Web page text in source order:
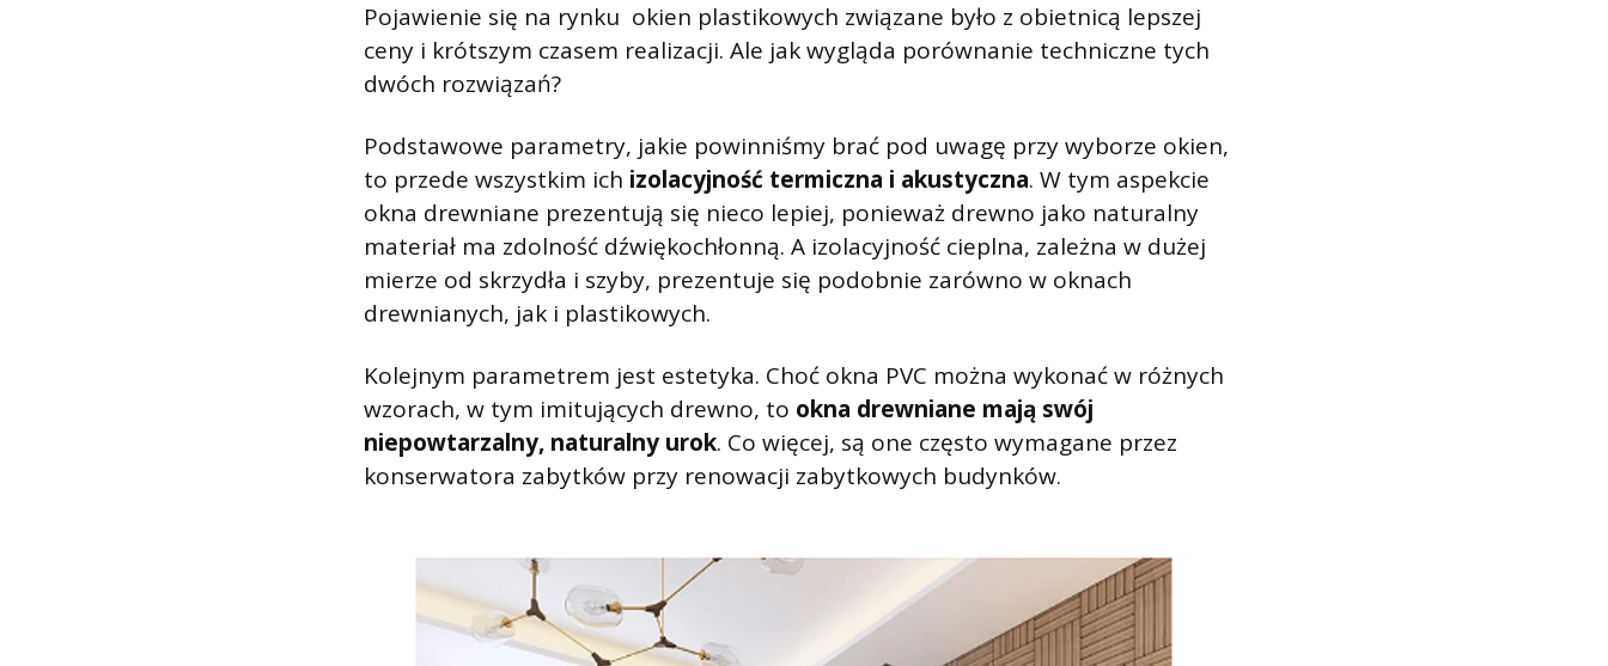
Pojawienie się na rynku okien plastikowych związane było z obietnicą lepszej
ceny i krótszym czasem realizacji. Ale jak wygląda porównanie techniczne tych
dwóch rozwiązań?
Podstawowe parametry, jakie powinniśmy brać pod uwagę przy wyborze okien,
to przede wszystkim ich izolacyjność termiczna i akustyczna. W tym aspekcie
okna drewniane prezentują się nieco lepiej, ponieważ drewno jako naturalny
materiał ma zdolność dźwiękochłonną. A izolacyjność cieplna, zależna w dużej
mierze od skrzydła i szyby, prezentuje się podobnie zarówno w oknach
drewnianych, jak i plastikowych.
Kolejnym parametrem jest estetyka. Choć okna PVC można wykonać w różnych
wzorach, w tym imitujących drewno, to okna drewniane mają swój
niepowtarzalny, naturalny urok. Co więcej, są one często wymagane przez
konserwatora zabytków przy renowacji zabytkowych budynków.